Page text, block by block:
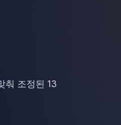
춰 조정된 13